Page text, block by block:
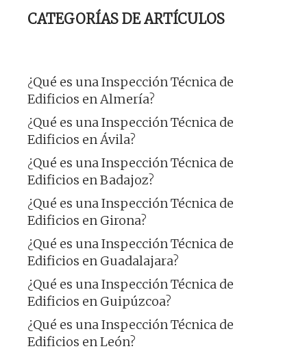
CATEGORÍAS DE ARTÍCULOS
¿Qué es una Inspección Técnica de
Edificios en Almería?
¿Qué es una Inspección Técnica de
Edificios en Ávila?
¿Qué es una Inspección Técnica de
Edificios en Badajoz?
¿Qué es una Inspección Técnica de
Edificios en Girona?
¿Qué es una Inspección Técnica de
Edificios en Guadalajara?
¿Qué es una Inspección Técnica de
Edificios en Guipúzcoa?
¿Qué es una Inspección Técnica de
Edificios en León?